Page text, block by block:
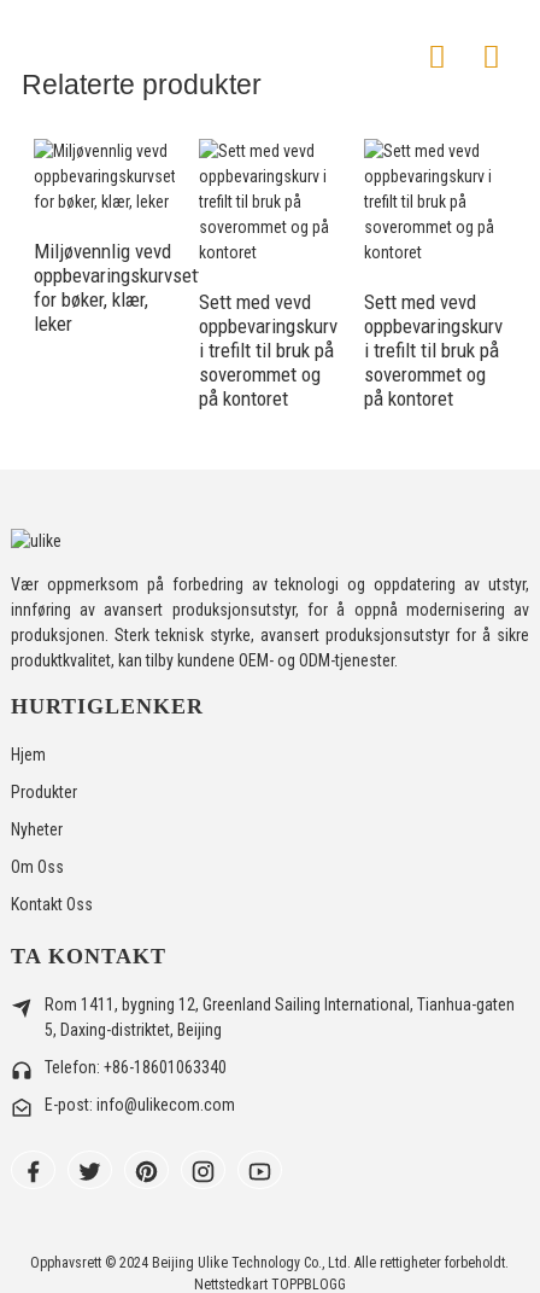
Relaterte produkter
Miljøvennlig vevd
oppbevaringskurvsett
for bøker, klær,
leker
Sett med vevd
oppbevaringskurv
i trefilt til bruk på
soverommet og
på kontoret
Sett med vevd
oppbevaringskurv
i trefilt til bruk på
soverommet og
på kontoret
Vær oppmerksom på forbedring av teknologi og oppdatering av utstyr,
innføring av avansert produksjonsutstyr, for å oppnå modernisering av
produksjonen. Sterk teknisk styrke, avansert produksjonsutstyr for å sikre
produktkvalitet, kan tilby kundene OEM- og ODM-tjenester.
HURTIGLENKER
Hjem
Produkter
Nyheter
Om Oss
Kontakt Oss
TA KONTAKT
Rom 1411, bygning 12, Greenland Sailing International, Tianhua-gaten
5, Daxing-distriktet, Beijing
Telefon: +86-18601063340
E-post: info@ulikecom.com
Opphavsrett © 2024 Beijing Ulike Technology Co., Ltd. Alle rettigheter forbeholdt.
Nettstedkart TOPPBLOGG